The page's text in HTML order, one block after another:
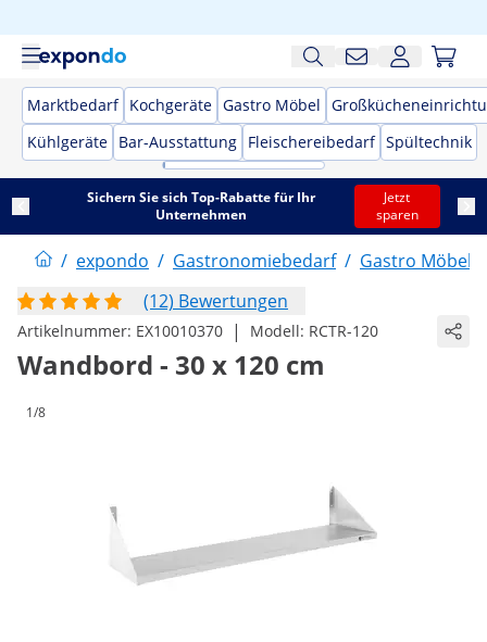
Marktbedarf Kochgeräte Gastro Möbel
Kühlgeräte Bar-Ausstattung Fleischereibedarf Spültechnik
Sichern Sie sich Top-Rabatte für Ihr
Unternehmen
Jetzt
sparen
/ expondo / Gastronomiebedarf / Gastro Möbel
(12) Bewertungen
Artikelnummer: EX10010370 | Modell: RCTR-120
Wandbord - 30 x 120 cm
1/8